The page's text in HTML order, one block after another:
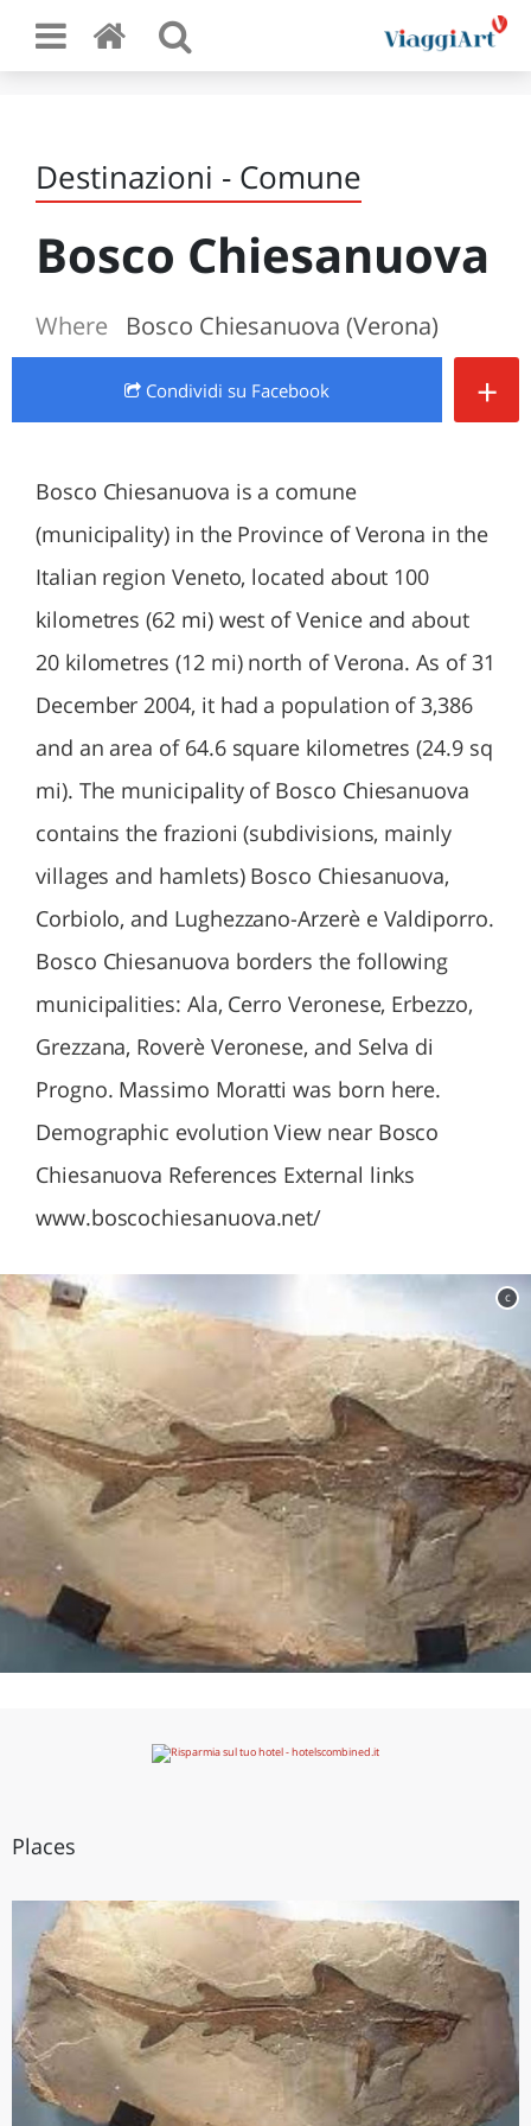
Destinazioni - Comune
Bosco Chiesanuova
Where Bosco Chiesanuova (Verona)
Condividi su Facebook +
Bosco Chiesanuova is a comune
(municipality) in the Province of Verona in the
Italian region Veneto, located about 100
kilometres (62 mi) west of Venice and about
20 kilometres (12 mi) north of Verona. As of 31
December 2004, it had a population of 3,386
and an area of 64.6 square kilometres (24.9 sq
mi). The municipality of Bosco Chiesanuova
contains the frazioni (subdivisions, mainly
villages and hamlets) Bosco Chiesanuova,
Corbiolo, and Lughezzano-Arzerè e Valdiporro.
Bosco Chiesanuova borders the following
municipalities: Ala, Cerro Veronese, Erbezzo,
Grezzana, Roverè Veronese, and Selva di
Progno. Massimo Moratti was born here.
Demographic evolution View near Bosco
Chiesanuova References External links
www.boscochiesanuova.net/
c
Places